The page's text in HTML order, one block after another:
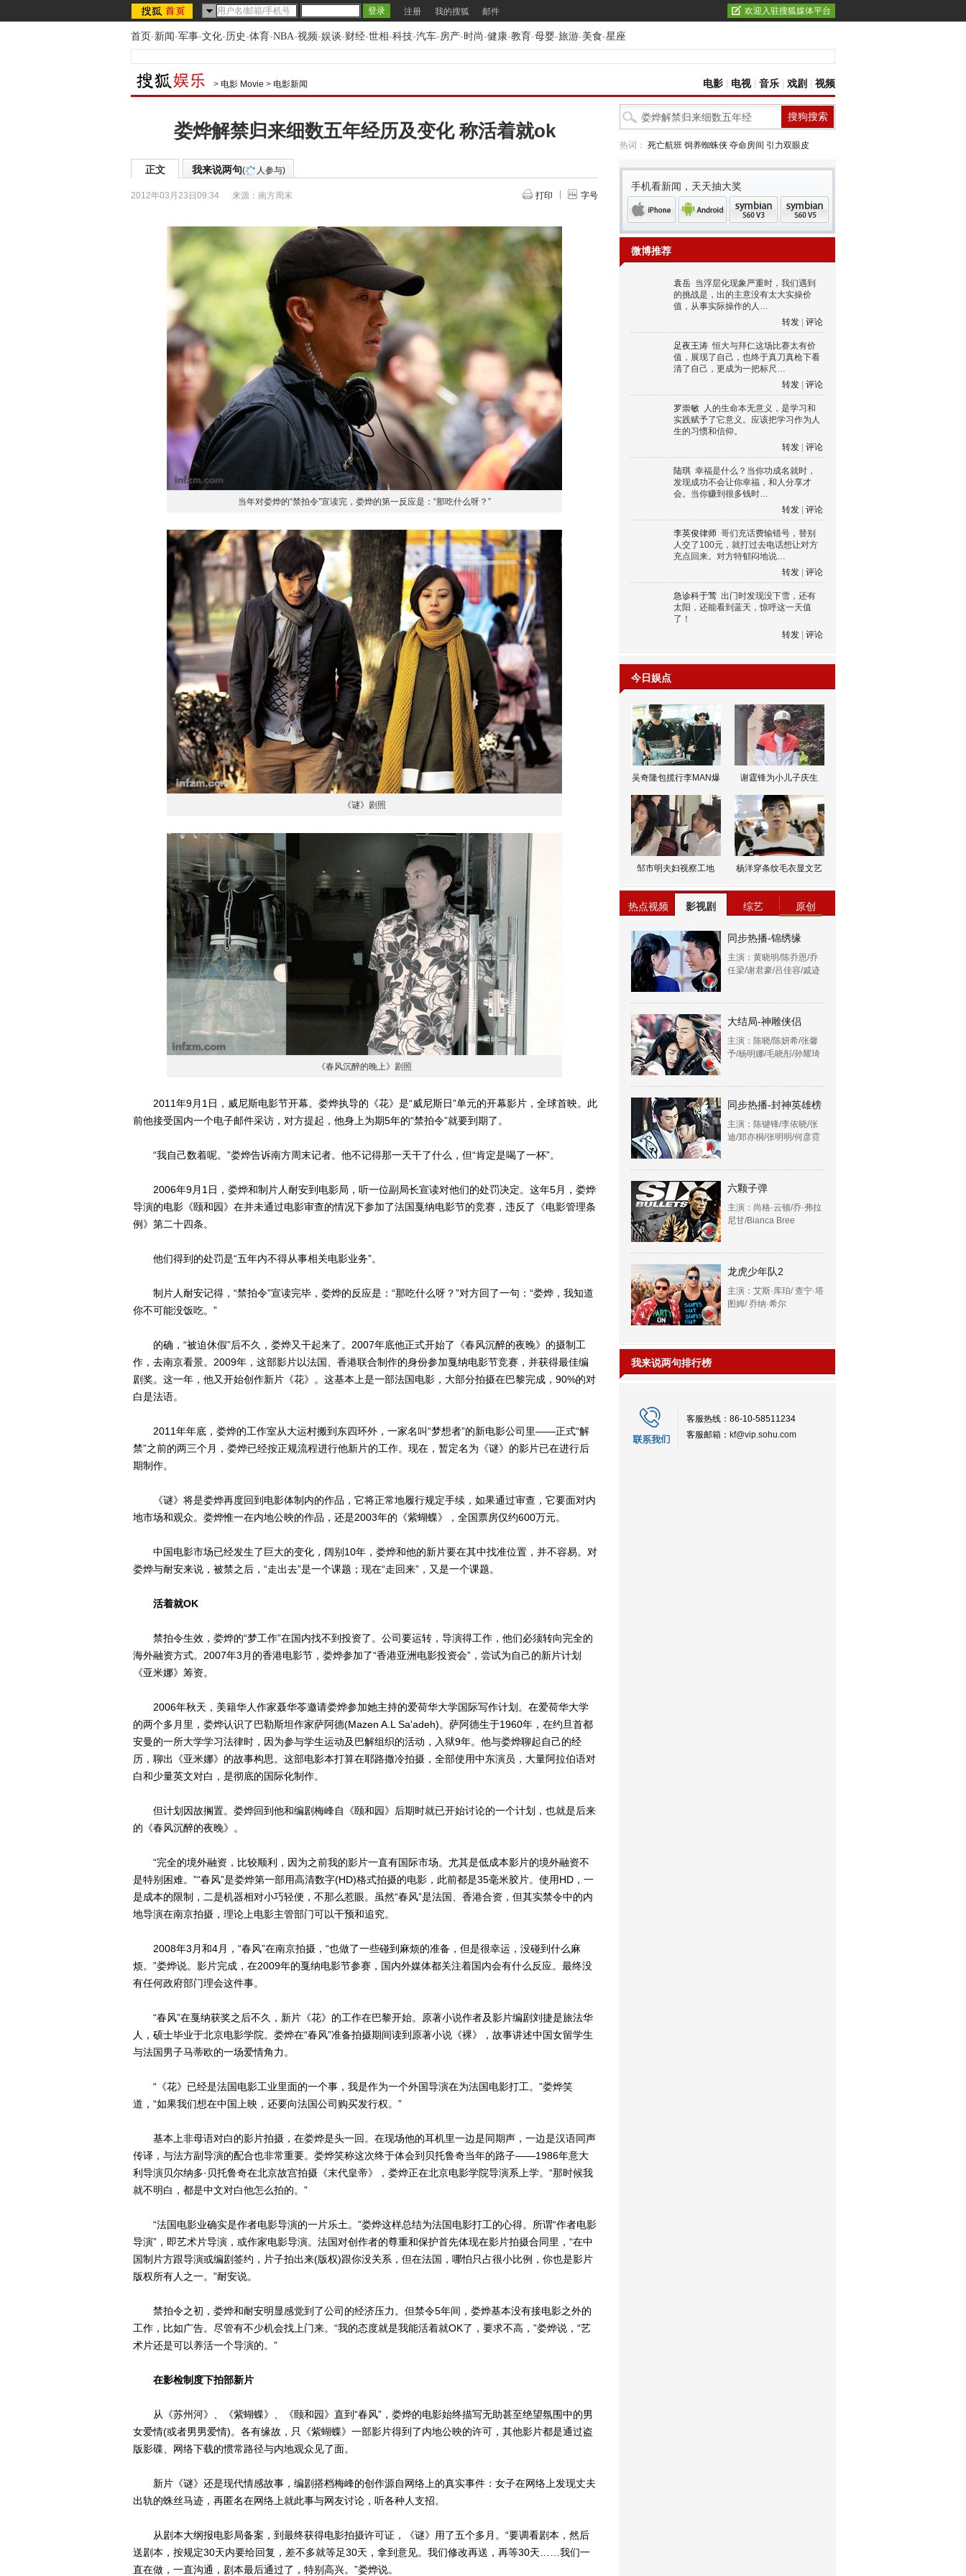
注册 我的搜狐 邮件 欢迎入驻搜狐媒体平台
首页-新闻-军事-文化-历史-体育-NBA-视频-娱谈-财经-世相-科技-汽车-房产-时尚-健康-教育-母婴-旅游-美食-星座
> 电影 Movie > 电影新闻 电影 电视| 音乐 戏剧 视频
娄烨解禁归来细数五年经历及变化 称活着就ok
正文 我来说两句( 人参与)
2012年03月23日09:34 来源： 南方周末 打印 字号
当年对娄烨的“禁拍令”宣读完，娄烨的第一反应是：“那吃什么呀？”
《谜》剧照
《春风沉醉的晚上》剧照
2011年9月1日，威尼斯电影节开幕。娄烨执导的《花》是“威尼斯日”单元的开幕影片，全球首映。此
前他接受国内一个电子邮件采访，对方提起，他身上为期5年的“禁拍令”就要到期了。
“我自己数着呢。”娄烨告诉南方周末记者。他不记得那一天干了什么，但“肯定是喝了一杯”。
2006年9月1日，娄烨和制片人耐安到电影局，听一位副局长宣读对他们的处罚决定。这年5月，娄烨
导演的电影《颐和园》在并未通过电影审查的情况下参加了法国戛纳电影节的竞赛，违反了《电影管理条
例》第二十四条。
他们得到的处罚是“五年内不得从事相关电影业务”。
制片人耐安记得，“禁拍令”宣读完毕，娄烨的反应是：“那吃什么呀？”对方回了一句：“娄烨，我知道
你不可能没饭吃。”
的确，“被迫休假”后不久，娄烨又干起来了。2007年底他正式开始了《春风沉醉的夜晚》的摄制工
作，去南京看景。2009年，这部影片以法国、香港联合制作的身份参加戛纳电影节竞赛，并获得最佳编
剧奖。这一年，他又开始创作新片《花》。这基本上是一部法国电影，大部分拍摄在巴黎完成，90%的对
白是法语。
2011年年底，娄烨的工作室从大运村搬到东四环外，一家名叫“梦想者”的新电影公司里——正式“解
禁”之前的两三个月，娄烨已经按正规流程进行他新片的工作。现在，暂定名为《谜》的影片已在进行后
期制作。
《谜》将是娄烨再度回到电影体制内的作品，它将正常地履行规定手续，如果通过审查，它要面对内
地市场和观众。娄烨惟一在内地公映的作品，还是2003年的《紫蝴蝶》，全国票房仅约600万元。
中国电影市场已经发生了巨大的变化，阔别10年，娄烨和他的新片要在其中找准位置，并不容易。对
娄烨与耐安来说，被禁之后，“走出去”是一个课题；现在“走回来”，又是一个课题。
活着就OK
禁拍令生效，娄烨的“梦工作”在国内找不到投资了。公司要运转，导演得工作，他们必须转向完全的
海外融资方式。2007年3月的香港电影节，娄烨参加了“香港亚洲电影投资会”，尝试为自己的新片计划
《亚米娜》筹资。
2006年秋天，美籍华人作家聂华苓邀请娄烨参加她主持的爱荷华大学国际写作计划。在爱荷华大学
的两个多月里，娄烨认识了巴勒斯坦作家萨阿德(Mazen A.L Sa'adeh)。萨阿德生于1960年，在约旦首都
安曼的一所大学学习法律时，因为参与学生运动及巴解组织的活动，入狱9年。他与娄烨聊起自己的经
历，聊出《亚米娜》的故事构思。这部电影本打算在耶路撒冷拍摄，全部使用中东演员，大量阿拉伯语对
白和少量英文对白，是彻底的国际化制作。
但计划因故搁置。娄烨回到他和编剧梅峰自《颐和园》后期时就已开始讨论的一个计划，也就是后来
的《春风沉醉的夜晚》。
“完全的境外融资，比较顺利，因为之前我的影片一直有国际市场。尤其是低成本影片的境外融资不
是特别困难。”“春风”是娄烨第一部用高清数字(HD)格式拍摄的电影，此前都是35毫米胶片。使用HD，一
是成本的限制，二是机器相对小巧轻便，不那么惹眼。虽然“春风”是法国、香港合资，但其实禁令中的内
地导演在南京拍摄，理论上电影主管部门可以干预和追究。
2008年3月和4月，“春风”在南京拍摄，“也做了一些碰到麻烦的准备，但是很幸运，没碰到什么麻
烦。”娄烨说。影片完成，在2009年的戛纳电影节参赛，国内外媒体都关注着国内会有什么反应。最终没
有任何政府部门理会这件事。
“春风”在戛纳获奖之后不久，新片《花》的工作在巴黎开始。原著小说作者及影片编剧刘捷是旅法华
人，硕士毕业于北京电影学院。娄烨在“春风”准备拍摄期间读到原著小说《裸》，故事讲述中国女留学生
与法国男子马蒂欧的一场爱情角力。
“《花》已经是法国电影工业里面的一个事，我是作为一个外国导演在为法国电影打工。”娄烨笑
道，“如果我们想在中国上映，还要向法国公司购买发行权。”
基本上非母语对白的影片拍摄，在娄烨是头一回。在现场他的耳机里一边是同期声，一边是汉语同声
传译，与法方副导演的配合也非常重要。娄烨笑称这次终于体会到贝托鲁奇当年的路子——1986年意大
利导演贝尔纳多·贝托鲁奇在北京故宫拍摄《末代皇帝》，娄烨正在北京电影学院导演系上学。“那时候我
就不明白，都是中文对白他怎么拍的。”
“法国电影业确实是作者电影导演的一片乐土。”娄烨这样总结为法国电影打工的心得。所谓“作者电影
导演”，即艺术片导演，或作家电影导演。法国对创作者的尊重和保护首先体现在影片拍摄合同里，“在中
国制片方跟导演或编剧签约，片子拍出来(版权)跟你没关系，但在法国，哪怕只占很小比例，你也是影片
版权所有人之一。”耐安说。
禁拍令之初，娄烨和耐安明显感觉到了公司的经济压力。但禁令5年间，娄烨基本没有接电影之外的
工作，比如广告。尽管有不少机会找上门来。“我的态度就是我能活着就OK了，要求不高，”娄烨说，“艺
术片还是可以养活一个导演的。”
在影检制度下拍部新片
从《苏州河》、《紫蝴蝶》、《颐和园》直到“春风”，娄烨的电影始终描写无助甚至绝望氛围中的男
女爱情(或者男男爱情)。各有缘故，只《紫蝴蝶》一部影片得到了内地公映的许可，其他影片都是通过盗
版影碟、网络下载的惯常路径与内地观众见了面。
新片《谜》还是现代情感故事，编剧搭档梅峰的创作源自网络上的真实事件：女子在网络上发现丈夫
出轨的蛛丝马迹，再匿名在网络上就此事与网友讨论，听各种人支招。
从剧本大纲报电影局备案，到最终获得电影拍摄许可证，《谜》用了五个多月。“要调看剧本，然后
送剧本，按规定30天内要给回复，差不多就等足30天，拿到意见。我们修改再送，再等30天……我们一
直在做，一直沟通，剧本最后通过了，特别高兴。”娄烨说。
热词： 死亡航班 饲养蜘蛛侠 夺命房间 引力双眼皮
手机看新闻，天天抽大奖
Android symbian
s60 V5
微博推荐
袁岳 当浮层化现象严重时，我们遇到
的挑战是，出的主意没有太大实操价
值，从事实际操作的人…
转发
评论
足夜王涛 恒大与拜仁这场比赛太有价
值，展现了自己，也终于真刀真枪下看
清了自己，更成为一把标尺…
转发
评论
罗崇敏 人的生命本无意义，是学习和
实践赋予了它意义。应该把学习作为人
生的习惯和信仰。
转发
评论
陆琪 幸福是什么？当你功成名就时，
发现成功不会让你幸福，和人分享才
会。当你赚到很多钱时…
转发
评论
李英俊律师 哥们充话费输错号，替别
人交了100元，就打过去电话想让对方
充点回来。对方特郁闷地说…
转发
评论
急诊科于莺 出门时发现没下雪，还有
太阳，还能看到蓝天，惊呼这一天值
了！
转发
评论
今日娱点
吴奇隆包揽行李MAN爆 谢霆锋为小儿子庆生
邹市明夫妇视察工地 杨洋穿条纹毛衣显文艺
热点视频 影视剧 综艺 原创
同步热播-锦绣缘
主演：黄晓明/陈乔恩/乔
任梁/谢君豪/吕佳容/戚迹
大结局-神雕侠侣
主演：陈晓/陈妍希/张馨
予/杨明娜/毛晓彤/孙耀琦
同步热播-封神英雄榜
主演：陈键锋/李依晓/张
迪/郑亦桐/张明明/何彦霓
六颗子弹
主演：尚格·云顿/乔·弗拉
尼甘/Bianca Bree
龙虎少年队2
主演：艾斯·库珀/ 查宁·塔
图姆/ 乔纳·希尔
我来说两句排行榜
客服热线：86-10-58511234
客服邮箱： kf@vip.sohu.com